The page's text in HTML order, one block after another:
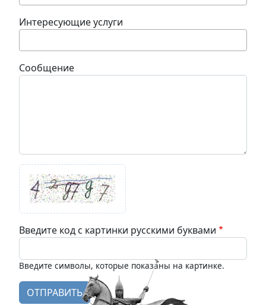
Интересующие услуги
Сообщение
Введите код с картинки русскими буквами
Введите символы, которые показаны на картинке.